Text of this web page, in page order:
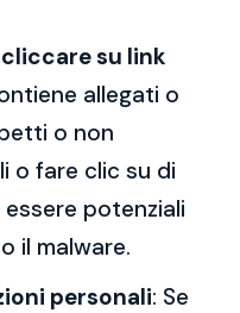
su link
allegati o
o non
o fare clic su di
potenziali
il malware.
personali: Se